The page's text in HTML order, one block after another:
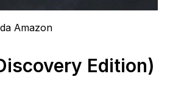
Amazon
Edition)